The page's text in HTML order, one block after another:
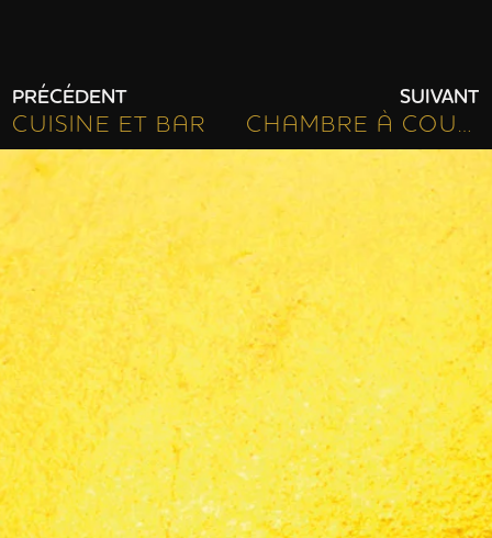
PRÉCÉDENT
CUISINE ET BAR
SUIVANT
CHAMBRE À COUCHER